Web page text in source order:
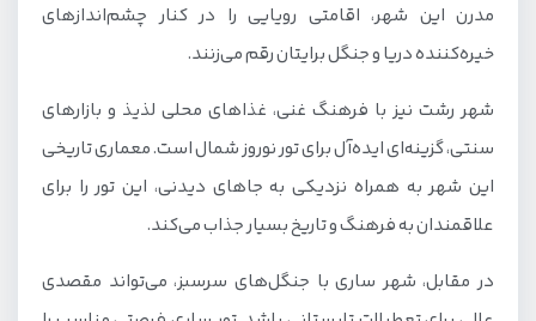
مدرن این شهر، اقامتی رویایی را در کنار چشم‌اندازهای
خیره‌کننده دریا و جنگل برایتان رقم می‌زنند.
شهر رشت نیز با فرهنگ غنی، غذاهای محلی لذیذ و بازارهای
سنتی، گزینه‌ای ایده‌آل برای تور نوروز شمال است. معماری تاریخی
این شهر به همراه نزدیکی به جاهای دیدنی، این تور را برای
علاقمندان به فرهنگ و تاریخ بسیار جذاب می‌کند.
در مقابل، شهر ساری با جنگل‌های سرسبز، می‌تواند مقصدی